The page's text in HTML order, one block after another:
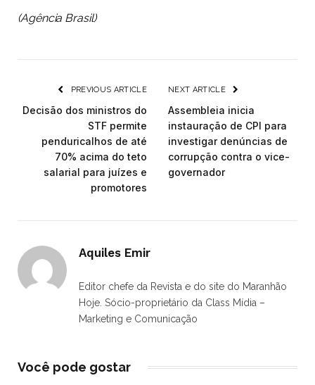
(Agência Brasil)
PREVIOUS ARTICLE
Decisão dos ministros do
STF permite
penduricalhos de até
70% acima do teto
salarial para juízes e
promotores
NEXT ARTICLE
Assembleia inicia
instauração de CPI para
investigar denúncias de
corrupção contra o vice-
governador
Aquiles Emir
Editor chefe da Revista e do site do Maranhão
Hoje. Sócio-proprietário da Class Mídia –
Marketing e Comunicação
Você pode gostar